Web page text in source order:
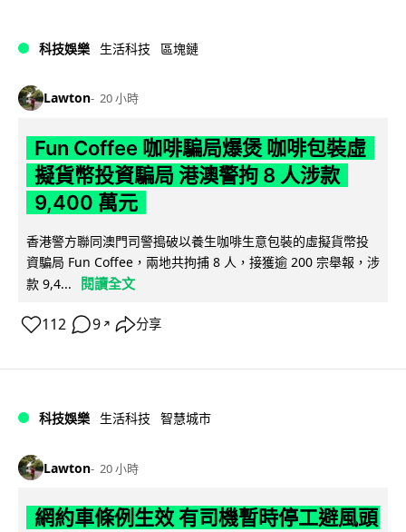
科技娛樂 生活科技 區塊鏈
Lawton 20 小時
Fun Coffee 咖啡騙局爆煲 咖啡包裝虛
擬貨幣投資騙局 港澳警拘 8 人涉款
9,400 萬元
香港警方聯同澳門司警搗破以養生咖啡生意包裝的虛擬貨幣投
資騙局 Fun Coffee，兩地共拘捕 8 人，接獲逾 200 宗舉報，涉
款 9,4...
閱讀全文
112 9 ↗ 分享
科技娛樂 生活科技 智慧城市
Lawton 20 小時
網約車條例生效 有司機暫時停工避風頭